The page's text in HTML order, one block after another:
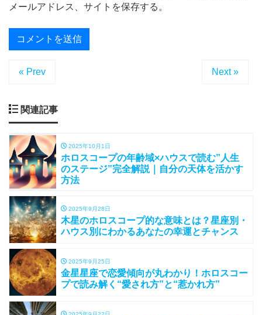
メールアドレス、サイトを保存する。
« Prev Next »
関連記事
2025年10月1日
ホロスコープの年齢域×ハウスで読む”人生
のステージ”完全解説｜自分の天体を活かす
方法
2025年9月28日
木星のホロスコープ的な意味とは？星座別・
ハウス別にわかるあなたの幸運とチャンス
2025年9月25日
金星星座で恋愛傾向が丸わかり！ホロスコー
プで読み解く“愛され方”と“惹かれ方”